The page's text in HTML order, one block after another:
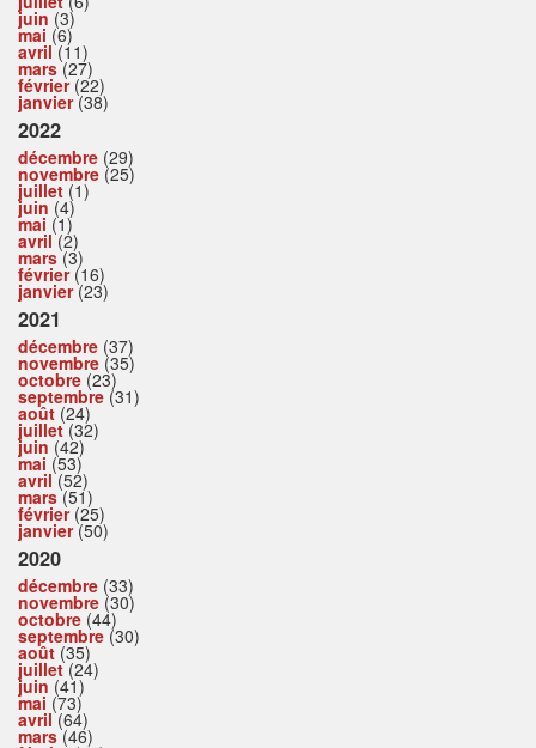
juin (3)
mai (6)
avril(11)
mars(27)
février(22)
janvier(38)
2022
décembre (29)
novembre (25)
juillet (1)
juin (4)
mai (1)
avril(2)
mars(3)
février(16)
janvier(23)
2021
décembre (37)
novembre (35)
octobre (23)
septembre (31)
août (24)
juillet(32)
juin (42)
mai (53)
avril(52)
mars(51)
février(25)
janvier(50)
2020
décembre (33)
novembre (30)
octobre (44)
septembre (30)
août (35)
juillet(24)
juin (41)
mai (73)
avril(64)
mars(46)